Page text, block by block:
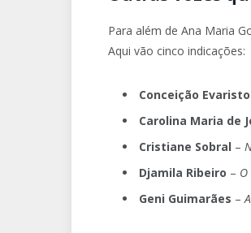
Para além de Ana Maria
Aqui vão cinco indicações:
Conceição Evaristo
Carolina Maria de
Cristiane Sobral –
Djamila Ribeiro –
Geni Guimarães –